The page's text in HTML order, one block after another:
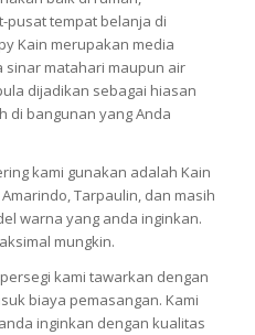
pusat tempat belanja di
Kain merupakan media
matahari maupun air
dijadikan sebagai hiasan
di bangunan yang Anda
kami gunakan adalah Kain
Tarpaulin, dan masih
warna yang anda inginkan.
mungkin.
kami tawarkan dengan
biaya pemasangan. Kami
inginkan dengan kualitas